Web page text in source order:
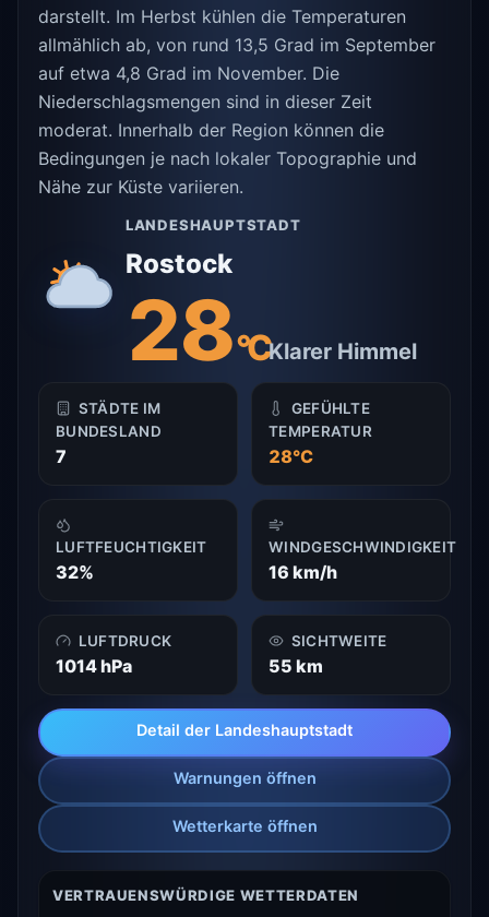
darstellt. Im Herbst kühlen die Temperaturen
allmählich ab, von rund 13,5 Grad im September
auf etwa 4,8 Grad im November. Die
Niederschlagsmengen sind in dieser Zeit
moderat. Innerhalb der Region können die
Bedingungen je nach lokaler Topographie und
Nähe zur Küste variieren.
LANDESHAUPTSTADT
Rostock
28°CKlarer Himmel
STÄDTE IM
BUNDESLAND
7
GEFÜHLTE
TEMPERATUR
28°C
LUFTFEUCHTIGKEIT
32%
WINDGESCHWINDIGKEIT
16 km/h
LUFTDRUCK
1014 hPa
SICHTWEITE
55 km
Detail der Landeshauptstadt
Warnungen öffnen
Wetterkarte öffnen
VERTRAUENSWÜRDIGE WETTERDATEN